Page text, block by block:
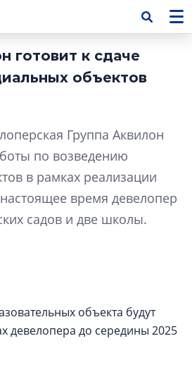
готовит к сдаче
объектов
Группа Аквилон
по возведению
в рамках реализации
время девелопер
садов и две школы.
объекта будут
девелопера до середины 2025